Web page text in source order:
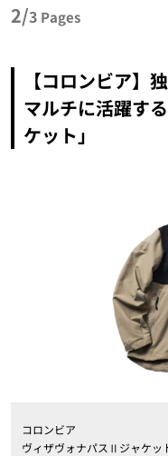
2/3 Pages
【コロンビア】
マルチに活躍す
ケット」
コロンビア
ヴィザヴォナパスⅡジャケッ